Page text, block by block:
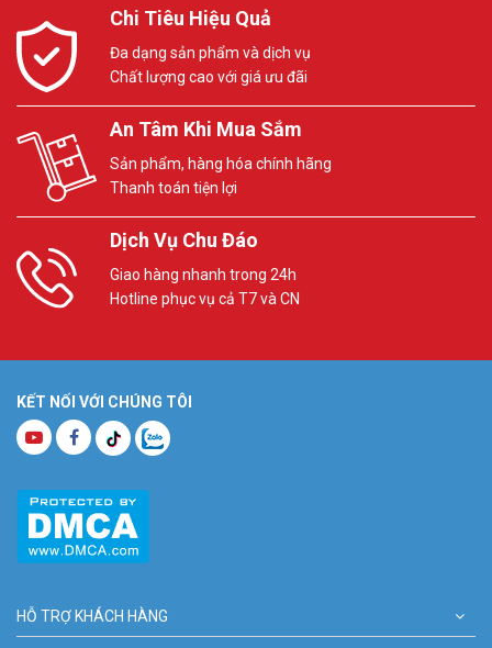
Chi Tiêu Hiệu Quả
Đa dạng sản phẩm và dịch vụ
Chất lượng cao với giá ưu đãi
An Tâm Khi Mua Sắm
Sản phẩm, hàng hóa chính hãng
Thanh toán tiện lợi
Dịch Vụ Chu Đáo
Giao hàng nhanh trong 24h
Hotline phục vụ cả T7 và CN
KẾT NỐI VỚI CHÚNG TÔI
HỖ TRỢ KHÁCH HÀNG